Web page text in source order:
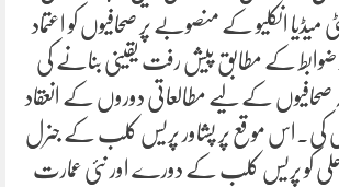
میڈیا انکلیو کے منصوبے پر صحافیوں کو اعتماد
و ضوابط کے مطابق پیش رفت یقینی بنانے کی
صحافیوں کے لیے مطالعاتی دوروں کے انعقاد
کی۔اس موقع پر پشاور پریس کلب کے جنرل
کو پریس کلب کے دورے اور نئی عمارت